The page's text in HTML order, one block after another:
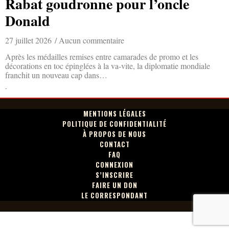
Donald
27 juillet 2026
Aucun commentaire
Après les médailles remises entre camarades de promo et les
décorations en toc épinglées à la va-vite, la diplomatie mondiale
franchit un nouveau cap dans…
MENTIONS LÉGALES
POLITIQUE DE CONFIDENTIALITÉ
À PROPOS DE NOUS
CONTACT
FAQ
CONNEXION
S’INSCRIRE
FAIRE UN DON
LE CORRESPONDANT